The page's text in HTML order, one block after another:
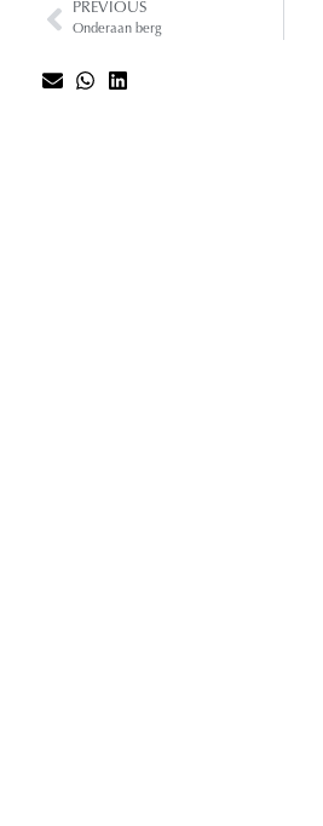
PREVIOUS
Onderaan berg